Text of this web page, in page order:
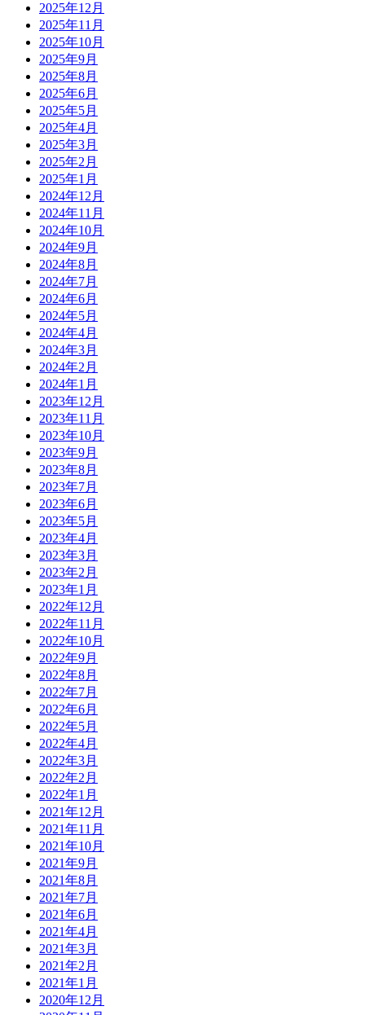
2025年12月
2025年11月
2025年10月
2025年9月
2025年8月
2025年6月
2025年5月
2025年4月
2025年3月
2025年2月
2025年1月
2024年12月
2024年11月
2024年10月
2024年9月
2024年8月
2024年7月
2024年6月
2024年5月
2024年4月
2024年3月
2024年2月
2024年1月
2023年12月
2023年11月
2023年10月
2023年9月
2023年8月
2023年7月
2023年6月
2023年5月
2023年4月
2023年3月
2023年2月
2023年1月
2022年12月
2022年11月
2022年10月
2022年9月
2022年8月
2022年7月
2022年6月
2022年5月
2022年4月
2022年3月
2022年2月
2022年1月
2021年12月
2021年11月
2021年10月
2021年9月
2021年8月
2021年7月
2021年6月
2021年4月
2021年3月
2021年2月
2021年1月
2020年12月